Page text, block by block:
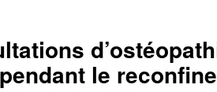
et
débat
public
le